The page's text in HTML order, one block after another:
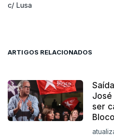
c/ Lusa
ARTIGOS RELACIONADOS
José
ser
Bloco